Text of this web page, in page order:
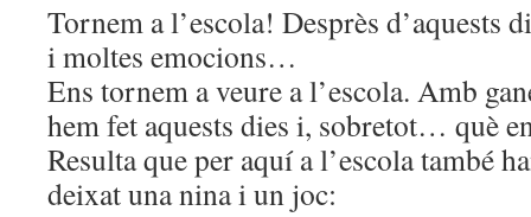
Tornem a l’escola! Desprès d’aquests
i moltes emocions…
Ens tornem a veure a l’escola. Amb
hem fet aquests dies i, sobretot… què
Resulta que per aquí a l’escola també
deixat una nina i un joc: